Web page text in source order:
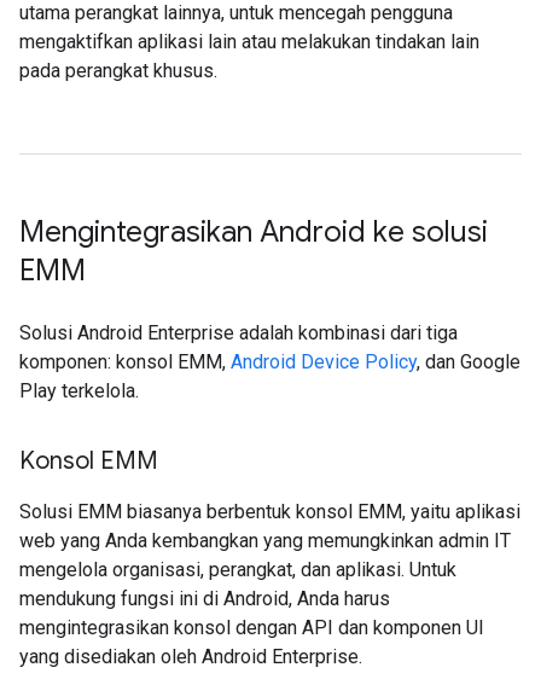
utama perangkat lainnya, untuk mencegah pengguna
mengaktifkan aplikasi lain atau melakukan tindakan lain
pada perangkat khusus.
Mengintegrasikan Android ke solusi
EMM
Solusi Android Enterprise adalah kombinasi dari tiga
komponen: konsol EMM, Android Device Policy, dan Google
Play terkelola.
Konsol EMM
Solusi EMM biasanya berbentuk konsol EMM, yaitu aplikasi
web yang Anda kembangkan yang memungkinkan admin IT
mengelola organisasi, perangkat, dan aplikasi. Untuk
mendukung fungsi ini di Android, Anda harus
mengintegrasikan konsol dengan API dan komponen UI
yang disediakan oleh Android Enterprise.